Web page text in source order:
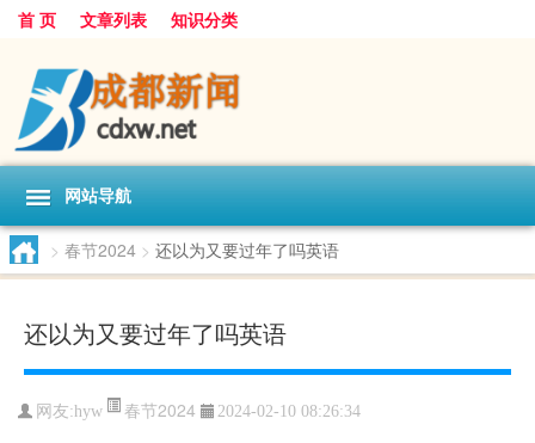
首 页 文章列表 知识分类
网站导航
> 春节2024 > 还以为又要过年了吗英语
还以为又要过年了吗英语
网友:hyw 春节2024 2024-02-10 08:26:34